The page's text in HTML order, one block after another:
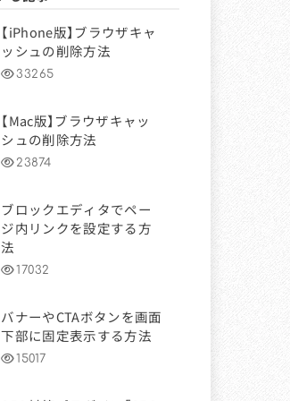
【iPhone版】ブラウザキャ
ッシュの削除方法
33265
【Mac版】ブラウザキャッ
シュの削除方法
23874
ブロックエディタでペー
ジ内リンクを設定する方
法
17032
バナーやCTAボタンを画面
下部に固定表示する方法
15017